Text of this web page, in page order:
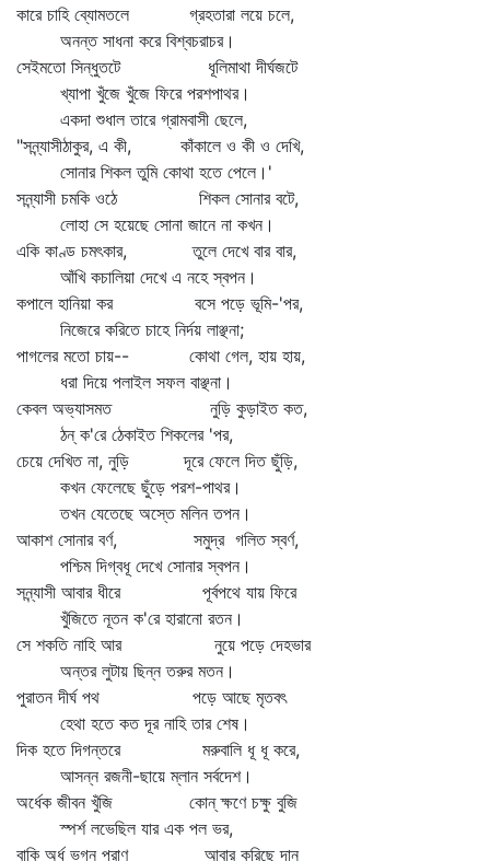
কারে চাহি ব্যোমতলে গ্রহতারা লয়ে চলে,
অনন্ত সাধনা করে বিশ্বচরাচর।
সেইমতো সিন্ধুতটে ধূলিমাথা দীর্ঘজটে
খ্যাপা খুঁজে খুঁজে ফিরে পরশপাথর।
একদা শুধাল তারে গ্রামবাসী ছেলে,
"সন্ন্যাসীঠাকুর, এ কী, কাঁকালে ও কী ও দেখি,
সোনার শিকল তুমি কোথা হতে পেলে।'
সন্ন্যাসী চমকি ওঠে শিকল সোনার বটে,
লোহা সে হয়েছে সোনা জানে না কখন।
একি কাণ্ড চমৎকার, তুলে দেখে বার বার,
আঁখি কচালিয়া দেখে এ নহে স্বপন।
কপালে হানিয়া কর বসে পড়ে ভূমি-'পর,
নিজেরে করিতে চাহে নির্দয় লাঞ্ছনা;
পাগলের মতো চায়-- কোথা গেল, হায় হায়,
ধরা দিয়ে পলাইল সফল বাঞ্ছনা।
কেবল অভ্যাসমত নুড়ি কুড়াইত কত,
ঠন্‌ ক'রে ঠেকাইত শিকলের 'পর,
চেয়ে দেখিত না, নুড়ি দূরে ফেলে দিত ছুঁড়ি,
কখন ফেলেছে ছুঁড়ে পরশ-পাথর।
তখন যেতেছে অস্তে মলিন তপন।
আকাশ সোনার বর্ণ, সমুদ্র গলিত স্বর্ণ,
পশ্চিম দিগ্বধূ দেখে সোনার স্বপন।
সন্ন্যাসী আবার ধীরে পূর্বপথে যায় ফিরে
খুঁজিতে নূতন ক'রে হারানো রতন।
সে শকতি নাহি আর নুয়ে পড়ে দেহভার
অন্তর লুটায় ছিন্ন তরুর মতন।
পুরাতন দীর্ঘ পথ পড়ে আছে মৃতবৎ
হেথা হতে কত দূর নাহি তার শেষ।
দিক হতে দিগন্তরে মরুবালি ধূ ধূ করে,
আসন্ন রজনী-ছায়ে ম্লান সর্বদেশ।
অর্ধেক জীবন খুঁজি কোন্‌ ক্ষণে চক্ষু বুজি
স্পর্শ লভেছিল যার এক পল ভর,
বাকি অর্ধ ভগ্ন প্রাণ আবার করিছে দান